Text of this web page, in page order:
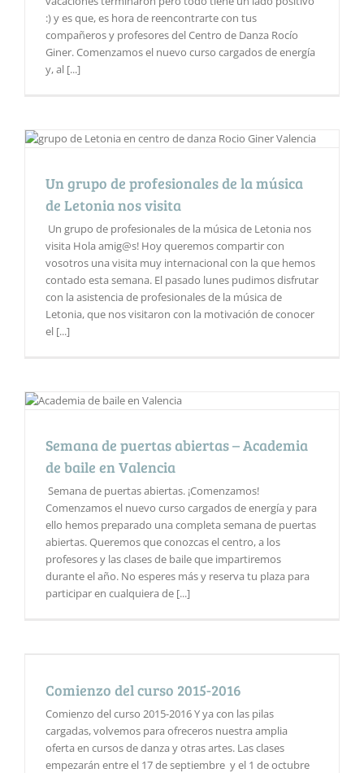
:) y es que, es hora de reencontrarte con tus
compañeros y profesores del Centro de Danza Rocío
Giner. Comenzamos el nuevo curso cargados de energía
y, al [...]
Un grupo de profesionales de la música
de Letonia nos visita
Un grupo de profesionales de la música de Letonia nos
visita Hola amig@s! Hoy queremos compartir con
vosotros una visita muy internacional con la que hemos
contado esta semana. El pasado lunes pudimos disfrutar
con la asistencia de profesionales de la música de
Letonia, que nos visitaron con la motivación de conocer
el [...]
Semana de puertas abiertas – Academia
de baile en Valencia
Semana de puertas abiertas. ¡Comenzamos!
Comenzamos el nuevo curso cargados de energía y para
ello hemos preparado una completa semana de puertas
abiertas. Queremos que conozcas el centro, a los
profesores y las clases de baile que impartiremos
durante el año. No esperes más y reserva tu plaza para
participar en cualquiera de [...]
Comienzo del curso 2015-2016
Comienzo del curso 2015-2016 Y ya con las pilas
cargadas, volvemos para ofreceros nuestra amplia
oferta en cursos de danza y otras artes. Las clases
empezarán entre el 17 de septiembre y el 1 de octubre